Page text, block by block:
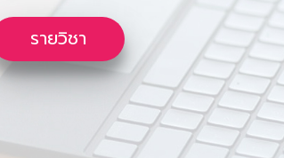
รายวิชา